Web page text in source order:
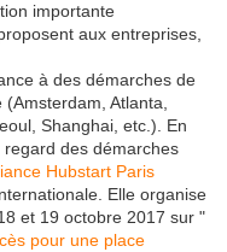
importante
aux entreprises,
à des démarches de
Atlanta,
Shanghai, etc.). En
des démarches
Hubstart Paris
Elle organise
et 19 octobre 2017 sur "
pour une place